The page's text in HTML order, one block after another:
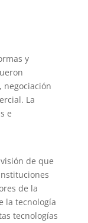
y
negociación
La
e
de que
de la
la tecnología
tecnologías